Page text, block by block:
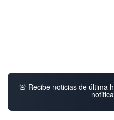
🚨 Recibe noticias de última